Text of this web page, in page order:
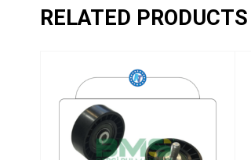
RELATED PRODUCTS